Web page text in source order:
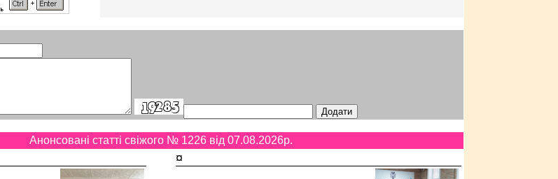
Анонсовані статті свіжого № 1226 від 07.08.2026p.
¤